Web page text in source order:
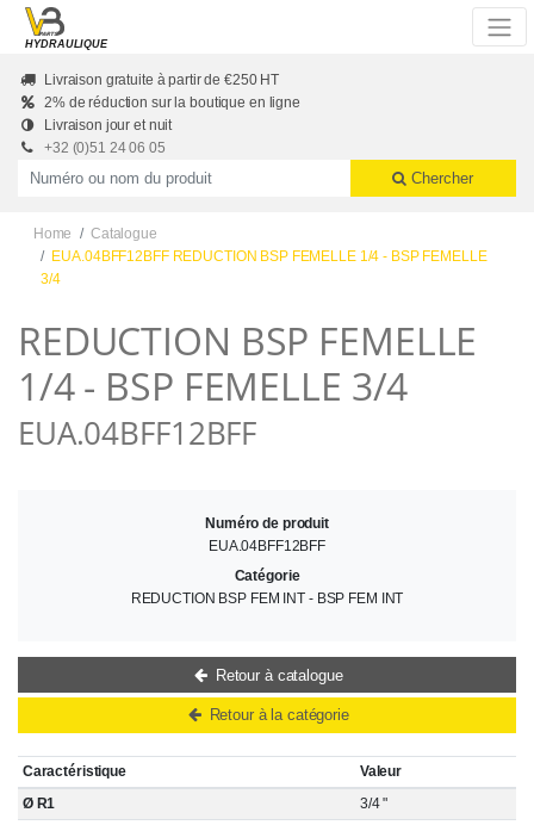
Skip to main content
HYDRAULIQUE
Livraison gratuite à partir de €250 HT
2% de réduction sur la boutique en ligne
Livraison jour et nuit
+32 (0)51 24 06 05
Productnummer of naam
Chercher
Home
Catalogue
EUA.04BFF12BFF REDUCTION BSP FEMELLE 1/4 - BSP FEMELLE
3/4
REDUCTION BSP FEMELLE
1/4 - BSP FEMELLE 3/4
EUA.04BFF12BFF
Caractéristique
Valeur
Ø R1
3/4 "
Numéro de produit
EUA.04BFF12BFF
Catégorie
REDUCTION BSP FEM INT - BSP FEM INT
Retour à catalogue
Retour à la catégorie